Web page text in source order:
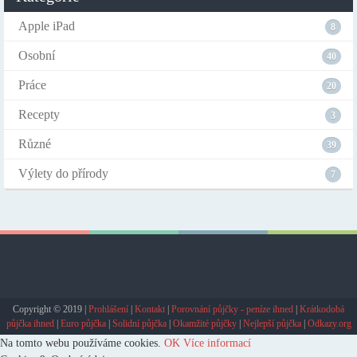
Apple iPad 8
Osobní 40
Práce 20
Recepty 3
Různé 39
Výlety do přírody 7
Copyright © 2019 | Prohlášení Kontakt Porovnání půjčky - peníze ihned Krátkodobá
půjčka ihned| Euro půjčka| Solidní půjčka| Okamžité půjčky| Nejlepší půjčka| Odkazy.org
Na tomto webu používáme cookies. OK Více informací